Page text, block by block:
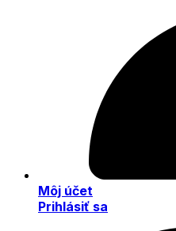
Môj účet
Prihlásiť sa